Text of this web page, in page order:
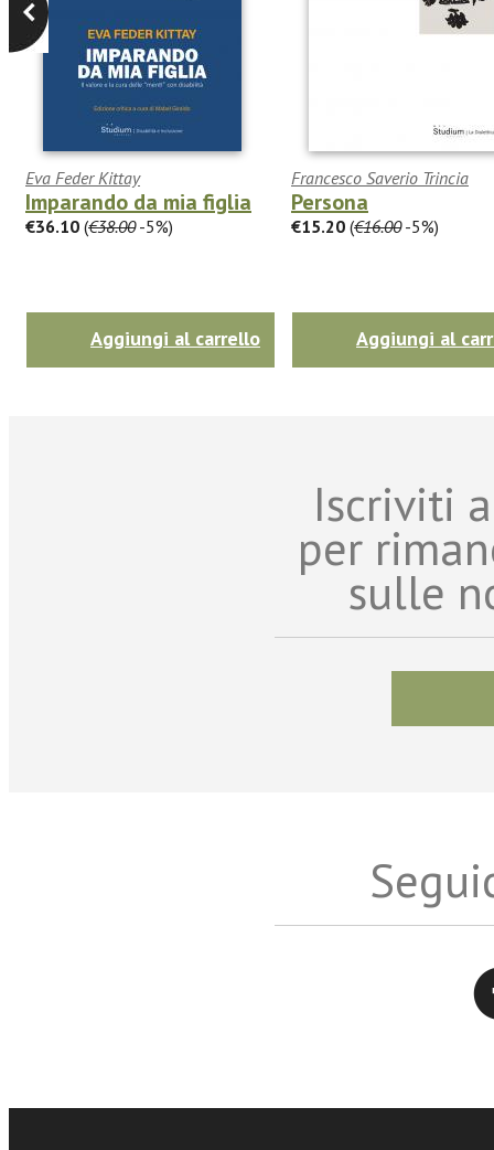
Eva Feder Kittay
Imparando da mia figlia
€36.10 (€38.00-5%)
Aggiungi al carrello
Francesco Saverio Trincia
Persona
€15.20 (€16.00-5%)
Aggiungi al
Iscriviti
per
sulle